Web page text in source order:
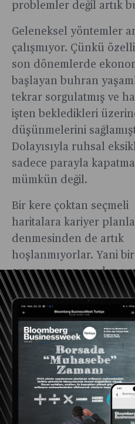
problemler değil artık
Geleneksel yöntemler
çalışmıyor. Çünkü
son dönemlerde
başlayan buhran
tekrar sorgulatmış ve
işten bekledikleri
düşünmelerini
Dolayısıyla ruhsal
sadece parayla
mümkün değil.
Bir kere çoktan seçmeli
haritalara kariyer
denmesinden de artık
hoşlanmıyorlar. Yani bir
sonra uzman
sonra uzman olacaksın
onun için bir planlama
Yetenekler daha
kişisel özellikleriyle
hayallerini, kişisel
ve beklentilerini göz
bulunduran bir
duymak istiyor.